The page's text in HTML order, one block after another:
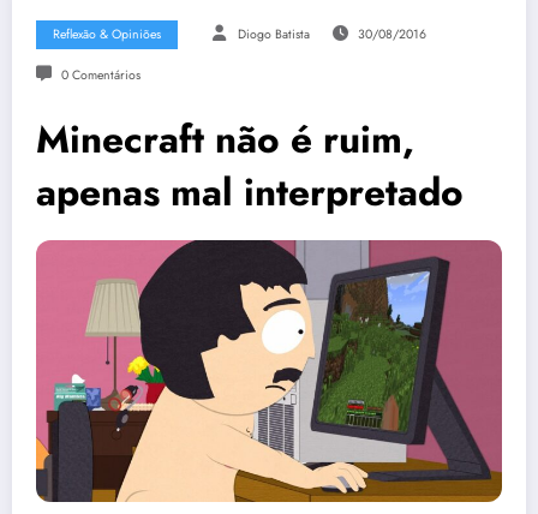
Reflexão & Opiniões Diogo Batista 30/08/2016
0 Comentários
Minecraft não é ruim,
apenas mal interpretado